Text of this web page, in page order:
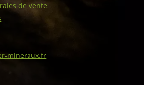
de Vente
mineraux.fr